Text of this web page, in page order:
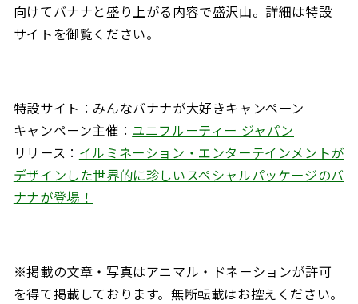
向けてバナナと盛り上がる内容で盛沢山。詳細は特設
サイトを御覧ください。
特設サイト：みんなバナナが大好きキャンペーン
キャンペーン主催： ユニフルーティー ジャパン
リリース： イルミネーション・エンターテインメントが
デザインした世界的に珍しいスペシャルパッケージのバ
ナナが登場！
※掲載の文章・写真はアニマル・ドネーションが許可
を得て掲載しております。無断転載はお控えください。